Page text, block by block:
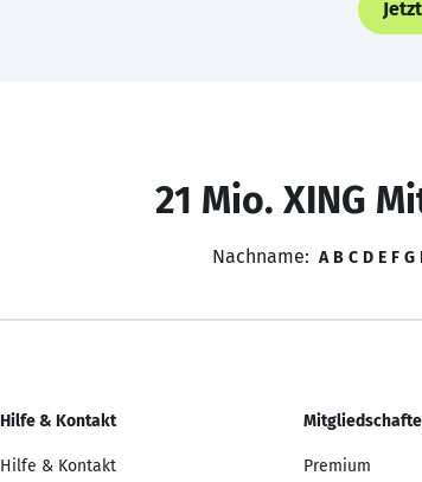
21 Mio. XING
Nachname: A B C D E F G
Hilfe & Kontakt
Hilfe & Kontakt Premium